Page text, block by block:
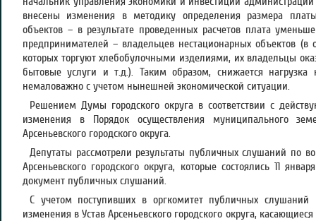
внесены изменения в методику определения размера
объектов – в результате проведенных расчетов плата
предпринимателей – владельцев нестационарных объектов (в
которых торгуют хлебобулочными изделиями, их владельцы
бытовые услуги и т.д.). Таким образом, снижается нагрузка
немаловажно с учетом нынешней экономической ситуации.
Решением Думы городского округа в соответствии с
изменения в Порядок осуществления муниципального
Арсеньевского городского округа.
Депутаты рассмотрели результаты публичных слушаний по
Арсеньевского городского округа, которые состоялись 11
документ публичных слушаний.
С учетом поступивших в оргкомитет публичных слушаний
изменения в Устав Арсеньевского городского округа,